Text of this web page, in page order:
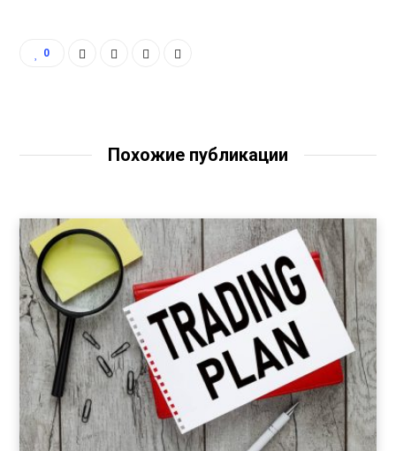
0
Похожие публикации